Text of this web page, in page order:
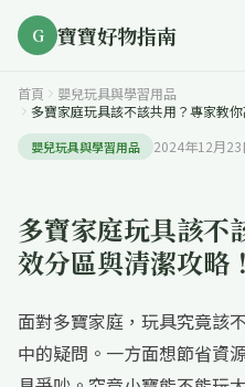
G 寶寶好物指南
首頁
嬰兒玩具與學習用品
多寶家庭玩具該不該共用？專家教
嬰兒玩具與學習用品 2024年12月23
多寶家庭玩具該不
效分區與清潔攻略！
面對多寶家庭，玩具究竟該
中的疑問。一方面想節省資